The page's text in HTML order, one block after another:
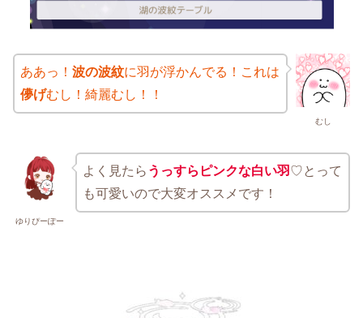
むし
ああっ！ 波の波紋に羽が浮かんでる！これは
儚げむし！綺麗むし！！
ゆりぴーぽー
よく見たら うっすらピンクな白い羽 ♡とって
も可愛いので大変オススメです！